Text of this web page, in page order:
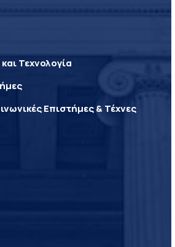
Τεχνολογία
Επιστήμες & Τέχνες